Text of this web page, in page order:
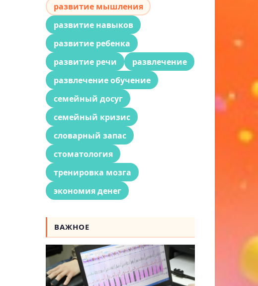
развитие мышления
развитие навыков
развитие ребенка
развитие речи
развлечение
развлечение обучение
семейный досуг
семейный кризис
словарный запас
стоматология
тренировка мозга
экономия денег
ВАЖНОЕ